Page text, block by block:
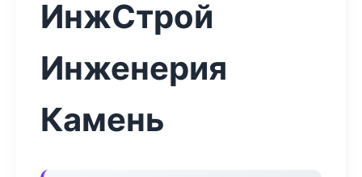
ИнжСтрой
Инженерия
Камень